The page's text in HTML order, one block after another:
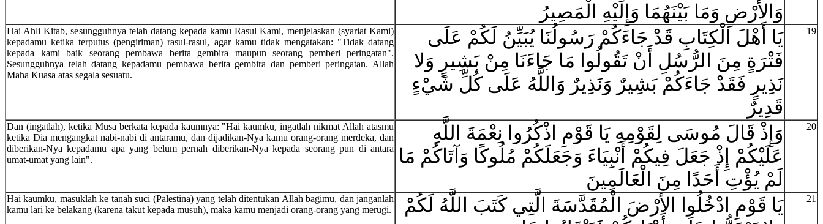
وَالأرْضِ وَمَا بَيْنَهُمَا وَإِلَيْهِ الْمَصِيرُ
Hai Ahli Kitab, sesungguhnya telah datang kepada kamu Rasul Kami, menjelaskan (syariat Kami)
kepadamu ketika terputus (pengiriman) rasul-rasul, agar kamu tidak mengatakan: "Tidak datang
kepada kami baik seorang pembawa berita gembira maupun seorang pemberi peringatan".
Sesungguhnya telah datang kepadamu pembawa berita gembira dan pemberi peringatan. Allah
Maha Kuasa atas segala sesuatu.
يَا أَهْلَ الْكِتَابِ قَدْ جَاءَكُمْ رَسُولُنَا يُبَيِّنُ لَكُمْ عَلَى
فَتْرَةٍ مِنَ الرُّسُلِ أَنْ تَقُولُوا مَا جَاءَنَا مِنْ بَشِيرٍ وَلا
نَذِيرٍ فَقَدْ جَاءَكُمْ بَشِيرٌ وَنَذِيرٌ وَاللَّهُ عَلَى كُلِّ شَيْءٍ
قَدِيرٌ
19
Dan (ingatlah), ketika Musa berkata kepada kaumnya: "Hai kaumku, ingatlah nikmat Allah atasmu
ketika Dia mengangkat nabi-nabi di antaramu, dan dijadikan-Nya kamu orang-orang merdeka, dan
diberikan-Nya kepadamu apa yang belum pernah diberikan-Nya kepada seorang pun di antara
umat-umat yang lain".
وَإِذْ قَالَ مُوسَى لِقَوْمِهِ يَا قَوْمِ اذْكُرُوا نِعْمَةَ اللَّهِ
عَلَيْكُمْ إِذْ جَعَلَ فِيكُمْ أَنْبِيَاءَ وَجَعَلَكُمْ مُلُوكًا وَآتَاكُمْ مَا
لَمْ يُؤْتِ أَحَدًا مِنَ الْعَالَمِينَ
20
Hai kaumku, masuklah ke tanah suci (Palestina) yang telah ditentukan Allah bagimu, dan janganlah
kamu lari ke belakang (karena takut kepada musuh), maka kamu menjadi orang-orang yang merugi.
يَا قَوْمِ ادْخُلُوا الأرْضَ الْمُقَدَّسَةَ الَّتِي كَتَبَ اللَّهُ لَكُمْ
21